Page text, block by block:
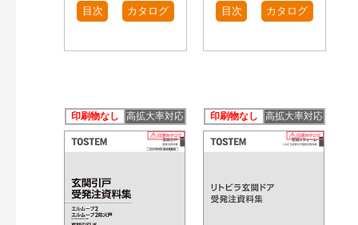
目次 カタログ 目次 カタログ
印刷物なし 高拡大率対応 印刷物なし 高拡大率対応